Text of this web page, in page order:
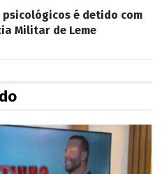
é detido com
Militar de Leme